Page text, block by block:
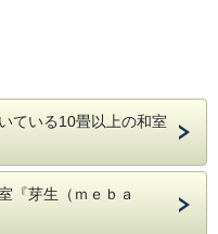
分利用無料
ている時間帯より１回無
ます。
す。
味六種盛り
み 七種舟盛り
玉〆
ト焼き 新緑ソース
本海の新鮮な食材を会席
た！
機会が少ない舟盛を是非
恵み【豪華】舟盛～
ている10畳以上の和室
『芽生（ｍｅｂａ